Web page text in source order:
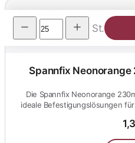
Spannfix
Die Spannfix Neonorange
ideale Befestigungslösungen
St.